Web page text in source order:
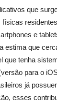
que
e
estima que
tenha
para o
já
esses